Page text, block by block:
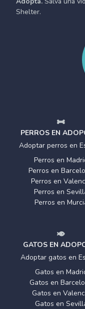
Shelter.
PERROS EN
Adoptar perros en
Perros en
Perros en
Perros en
Perros en
Perros en
GATOS EN
Adoptar gatos en
Gatos en
Gatos en
Gatos en
Gatos en